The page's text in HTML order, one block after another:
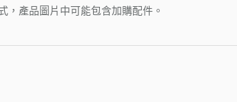
，產品圖片中可能包含加購配件。